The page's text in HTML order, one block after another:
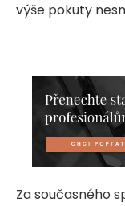
výše pokuty
Za současného